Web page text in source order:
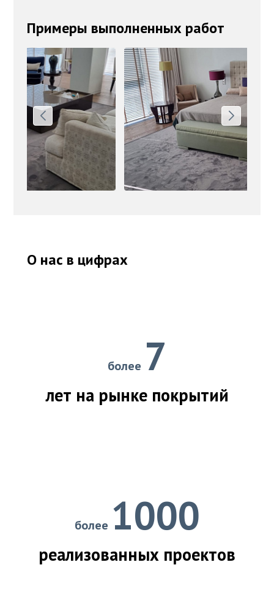
Примеры выполненных работ
О нас в цифрах
более 7
лет на рынке покрытий
более 1000
реализованных проектов